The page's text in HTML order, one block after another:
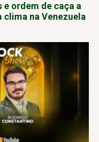
ordem de caça a
clima na Venezuela